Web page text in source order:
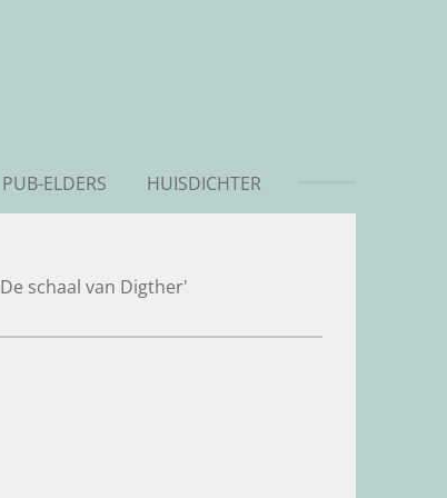
PUB-ELDERS HUISDICHTER
De schaal van Digther'